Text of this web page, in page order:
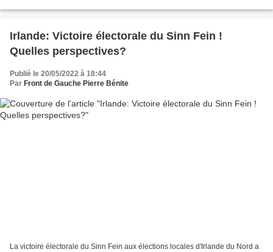
Irlande: Victoire électorale du Sinn Fein !
Quelles perspectives?
Publié le 20/05/2022 à 18:44
Par Front de Gauche Pierre Bénite
La victoire électorale du Sinn Fein aux élections locales d'Irlande du Nord a